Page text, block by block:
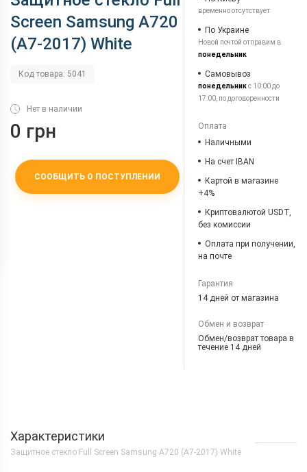
Screen Samsung A720
(A7-2017) White
Код товара: 5041
Нет в наличии
0 грн
СООБЩИТЬ О ПОСТУПЛЕНИИ
временно отсутствует
По Украине
Новой почтой отправим в
понедельник
Самовывоз
понедельникс 10:00 до
17:00, по договоренности
Оплата
Наличными
На счет IBAN
Картой в магазине
+4%
Криптовалютой USDT,
без комиссии
Оплата при получении,
на почте
Гарантия
14 дней от магазина
Обмен и возврат
Обмен/возврат товара в
течение 14 дней
Характеристики
Защитное стекло Full Screen Samsung A720 (A7-2017) White